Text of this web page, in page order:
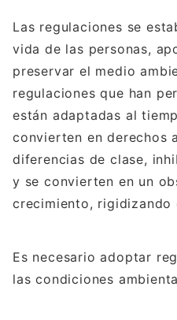
Las regulaciones se
vida de las personas,
preservar el medio
regulaciones que han
están adaptadas al
convierten en derechos
diferencias de clase,
y se convierten en un
crecimiento, rigidizando
Es necesario adoptar
las condiciones